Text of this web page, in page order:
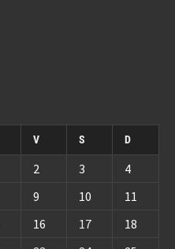
V S D
2 3
4
9 10
11
16 17
18